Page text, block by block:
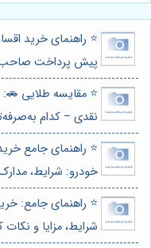
⭐️ راهنمای خرید
پیش پرداخت
⭐️ مقایسه طلایی
نقدی – کدام
⭐️ راهنمای جامع
خودرو: شرایط،
⭐️ راهنمای جامع:
شرایط، مزایا و